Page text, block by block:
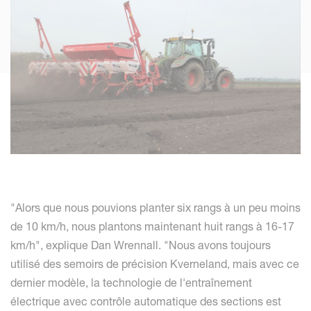
"Alors que nous pouvions planter six rangs à un peu moins
de 10 km/h, nous plantons maintenant huit rangs à 16-17
km/h", explique Dan Wrennall. "Nous avons toujours
utilisé des semoirs de précision Kverneland, mais avec ce
dernier modèle, la technologie de l'entraînement
électrique avec contrôle automatique des sections est